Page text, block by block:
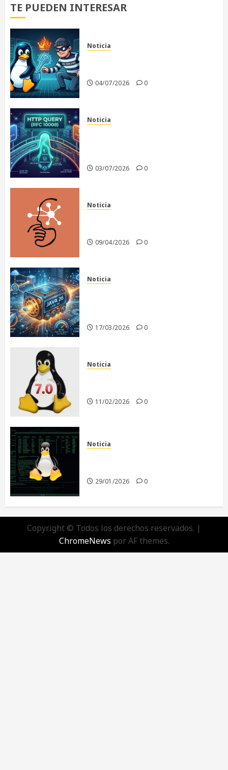
TE PUEDEN INTERESAR
Noticia
04/07/2026 0
Noticia
03/07/2026 0
Noticia
09/04/2026 0
Noticia
17/03/2026 0
Noticia
11/02/2026 0
Noticia
29/01/2026 0
Copyright © Todos los derechos reservados. |
ChromeNews por AF themes.